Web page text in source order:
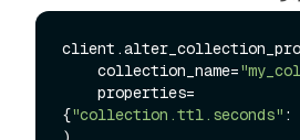
    collection_name=
{"collection.ttl.seconds" :